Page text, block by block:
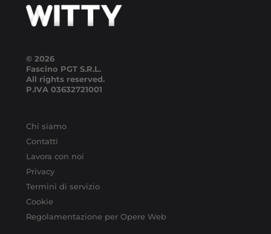
© 2026
Fascino PGT S.R.L.
All rights reserved.
P.IVA 03632721001
Chi siamo
Contatti
Lavora con noi
Privacy
Termini di servizio
Cookie
Regolamentazione per Opere Web